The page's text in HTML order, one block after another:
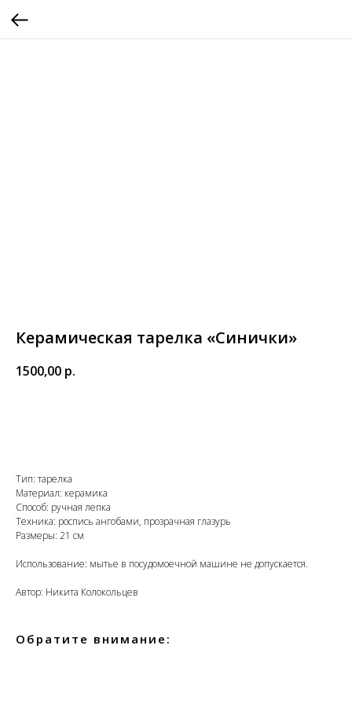
Керамическая тарелка «Синички»
1500,00 р.
Тип: тарелка
Материал: керамика
Способ: ручная лепка
Техника: роспись ангобами, прозрачная глазурь
Размеры: 21 см
Использование: мытье в посудомоечной машине не допускается.
Автор: Никита Колокольцев
Обратите внимание: